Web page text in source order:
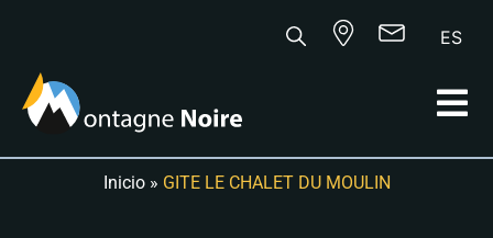
ES
Inicio» GITE LE CHALET DU MOULIN